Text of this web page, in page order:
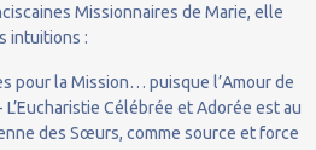
Missionnaires de Marie, elle
intuitions :
pour la Mission… puisque l’Amour de
Célébrée et Adorée est au
des Sœurs, comme source et force